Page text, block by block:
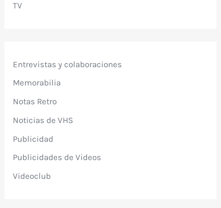
TV
Entrevistas y colaboraciones
Memorabilia
Notas Retro
Noticias de VHS
Publicidad
Publicidades de Videos
Videoclub